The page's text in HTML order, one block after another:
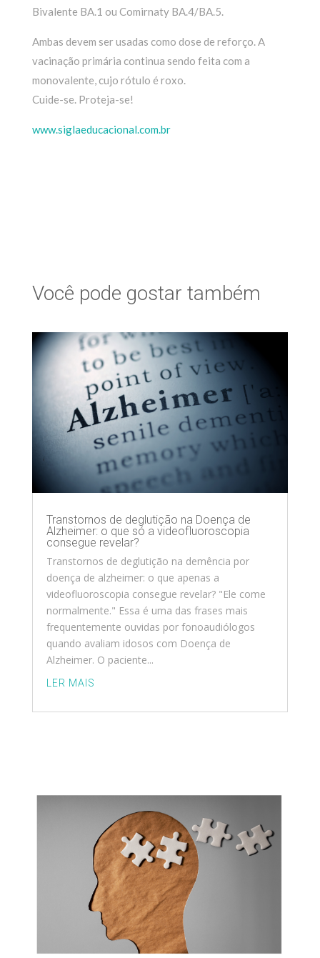
Bivalente BA.1 ou Comirnaty BA.4/BA.5.
Ambas devem ser usadas como dose de reforço. A
vacinação primária continua sendo feita com a
monovalente, cujo rótulo é roxo.
Cuide-se. Proteja-se!
www.siglaeducacional.com.br
Você pode gostar também
Transtornos de deglutição na Doença de
Alzheimer: o que só a videofluoroscopia
consegue revelar?
Transtornos de deglutição na demência por
doença de alzheimer: o que apenas a
videofluoroscopia consegue revelar? "Ele come
normalmente." Essa é uma das frases mais
frequentemente ouvidas por fonoaudiólogos
quando avaliam idosos com Doença de
Alzheimer. O paciente...
LER MAIS